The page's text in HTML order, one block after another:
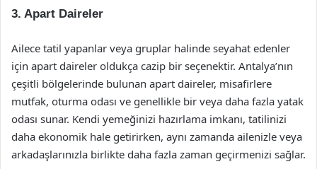
3. Apart Daireler
Ailece tatil yapanlar veya gruplar halinde seyahat edenler
için apart daireler oldukça cazip bir seçenektir. Antalya’nın
çeşitli bölgelerinde bulunan apart daireler, misafirlere
mutfak, oturma odası ve genellikle bir veya daha fazla yatak
odası sunar. Kendi yemeğinizi hazırlama imkanı, tatilinizi
daha ekonomik hale getirirken, aynı zamanda ailenizle veya
arkadaşlarınızla birlikte daha fazla zaman geçirmenizi sağlar.